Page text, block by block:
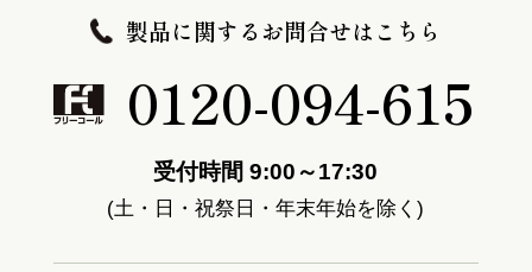
製品に関するお問合せはこちら
0120-094-615
受付時間 9:00～17:30
(土・日・祝祭日・年末年始を除く)